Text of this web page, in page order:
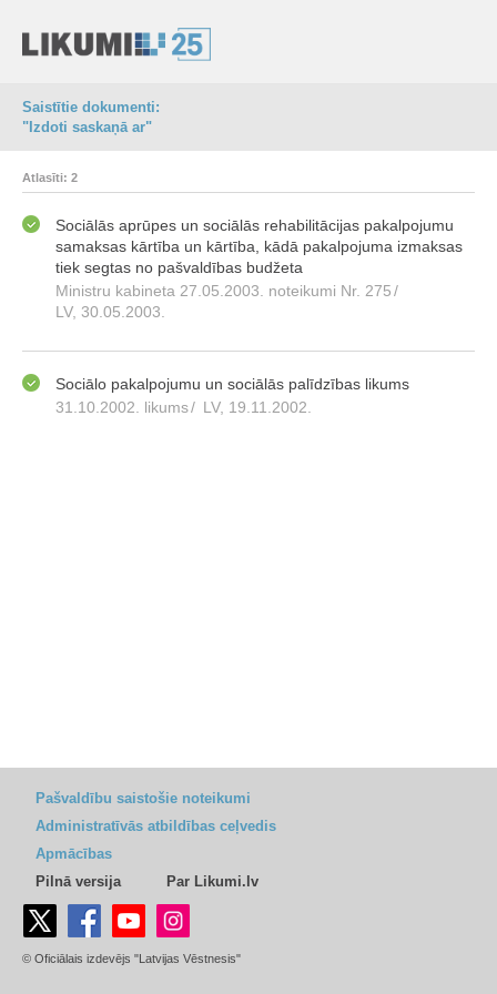
Saistītie dokumenti:
"Izdoti saskaņā ar"
Atlasīti: 2
Sociālās aprūpes un sociālās rehabilitācijas pakalpojumu
samaksas kārtība un kārtība, kādā pakalpojuma izmaksas
tiek segtas no pašvaldības budžeta
Ministru kabineta 27.05.2003. noteikumi Nr. 275/
LV, 30.05.2003.
Sociālo pakalpojumu un sociālās palīdzības likums
31.10.2002. likums/ LV, 19.11.2002.
Pašvaldību saistošie noteikumi
Administratīvās atbildības ceļvedis
Apmācības
Pilnā versija
Par Likumi.lv
© Oficiālais izdevējs "Latvijas Vēstnesis"